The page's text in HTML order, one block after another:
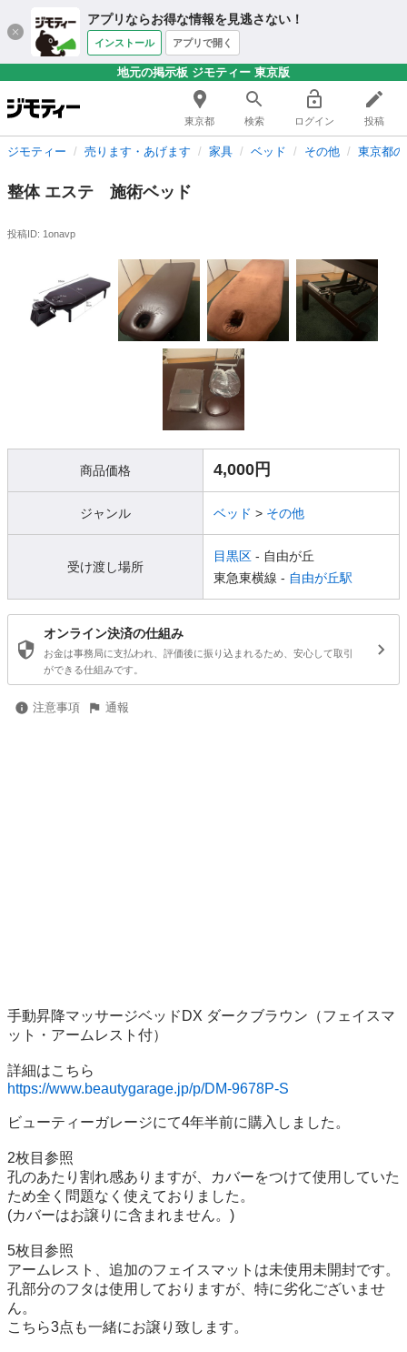
アプリならお得な情報を見逃さない！
インストール アプリで開く
地元の掲示板 ジモティー 東京版
東京都 検索 ログイン 投稿
ジモティー 売ります・あげます 家具 ベッド その他 東京都
整体 エステ 施術ベッド
投稿ID: 1onavp
商品価格 4,000円
ジャンル ベッド > その他
受け渡し場所
目黒区 - 自由が丘
東急東横線 - 自由が丘駅
オンライン決済の仕組み
お金は事務局に支払われ、評価後に振り込まれるため、安心して取引
ができる仕組みです。
注意事項 通報
手動昇降マッサージベッドDX ダークブラウン（フェイスマ
ット・アームレスト付）
https://www.beautygarage.jp/p/DM-9678P-S
ビューティーガレージにて4年半前に購入しました。
2枚目参照
孔のあたり割れ感ありますが、カバーをつけて使用していた
ため全く問題なく使えておりました。
(カバーはお譲りに含まれません。)
5枚目参照
アームレスト、追加のフェイスマットは未使用未開封です。
孔部分のフタは使用しておりますが、特に劣化ございませ
ん。
こちら3点も一緒にお譲り致します。